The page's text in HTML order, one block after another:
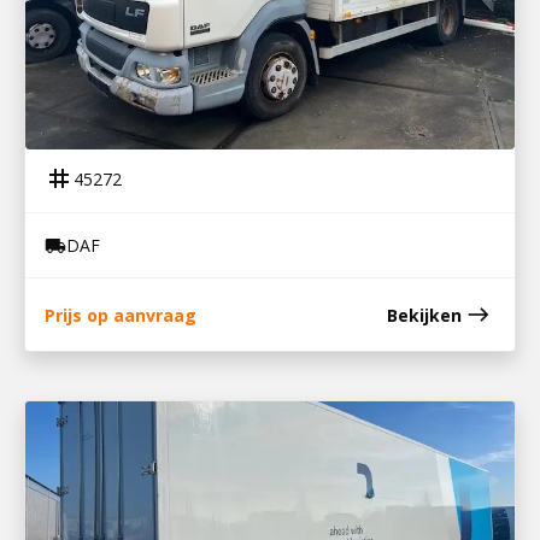
45272
DAF LF45
tag 45272
local_shippingDAF
Prijs op aanvraag Bekijken east